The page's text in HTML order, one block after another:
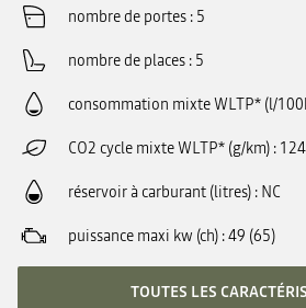
nombre de portes 5
nombre de places 5
consommation mixte WLTP* (l/
CO2 cycle mixte WLTP* (g/km) 124
réservoir à carburant (litres) NC
puissance maxi kw (ch) 49 (65)
TOUTES LES